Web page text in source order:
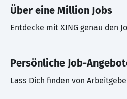
Über eine Million Jobs
Entdecke mit XING genau den
Persönliche Job-
Lass Dich finden von